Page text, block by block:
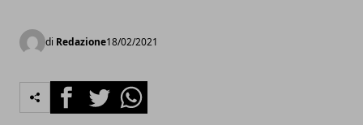
di Redazione18/02/2021
FacebookTwitterWhatsapp